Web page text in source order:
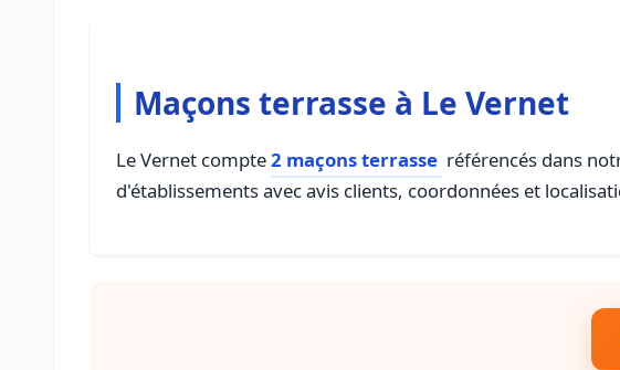
Maçons terrasse à Le Vernet
Le Vernet compte2 maçons terrasse référencés dans
d'établissements avec avis clients, coordonnées et